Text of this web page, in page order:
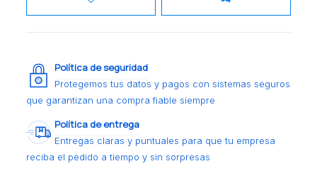
Política de seguridad
Protegemos tus datos y pagos con sistemas seguros
que garantizan una compra fiable siempre
Política de entrega
Entregas claras y puntuales para que tu empresa
reciba el pedido a tiempo y sin sorpresas